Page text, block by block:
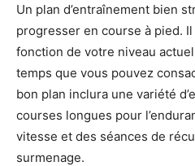
Un plan d’entraînement bien
progresser en course à pied.
fonction de votre niveau
temps que vous pouvez
bon plan inclura une variété
courses longues pour
vitesse et des séances de
surmenage.